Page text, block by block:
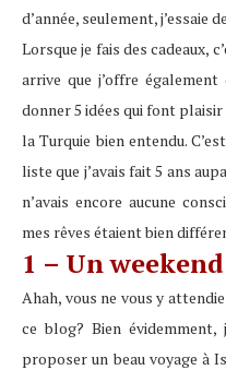
d’année, seulement, j’essaie
Lorsque je fais des cadeaux,
arrive que j’offre également
donner 5 idées qui font
la Turquie bien entendu.
liste que j’avais fait 5 ans
n’avais encore aucune
mes rêves étaient bien
1 – Un
Ahah, vous ne vous y
ce blog? Bien
proposer un beau voyage à